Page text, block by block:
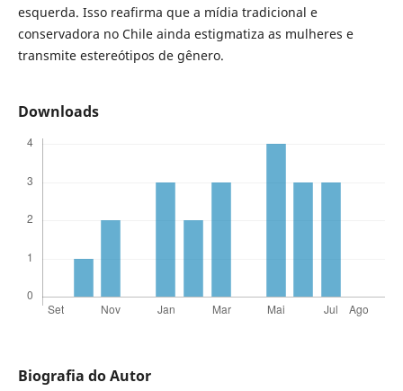
esquerda. Isso reafirma que a mídia tradicional e
conservadora no Chile ainda estigmatiza as mulheres e
transmite estereótipos de gênero.
Downloads
Biografia do Autor